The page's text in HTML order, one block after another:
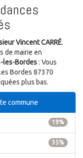
Vincent CARRÉ.
de mairie en
les-Bordes: Vous
Bordes 87370
plus bas.
commune
19%
35%